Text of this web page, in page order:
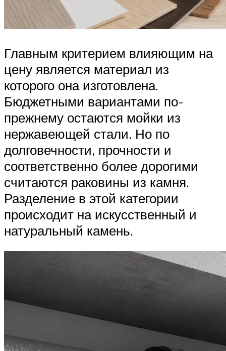
Главным критерием влияющим на
цену является материал из
которого она изготовлена.
Бюджетными вариантами по-
прежнему остаются мойки из
нержавеющей стали. Но по
долговечности, прочности и
соответственно более дорогими
считаются раковины из камня.
Разделение в этой категории
происходит на искусственный и
натуральный камень.